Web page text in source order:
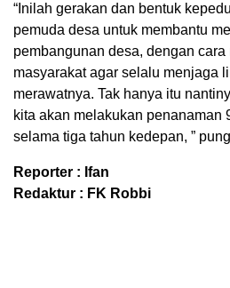
“Inilah gerakan dan bentuk
pemuda desa untuk membantu
pembangunan desa, dengan cara
masyarakat agar selalu menjaga
merawatnya. Tak hanya itu
kita akan melakukan penanaman
selama tiga tahun kedepan, ”
Reporter : Ifan
Redaktur : FK Robbi